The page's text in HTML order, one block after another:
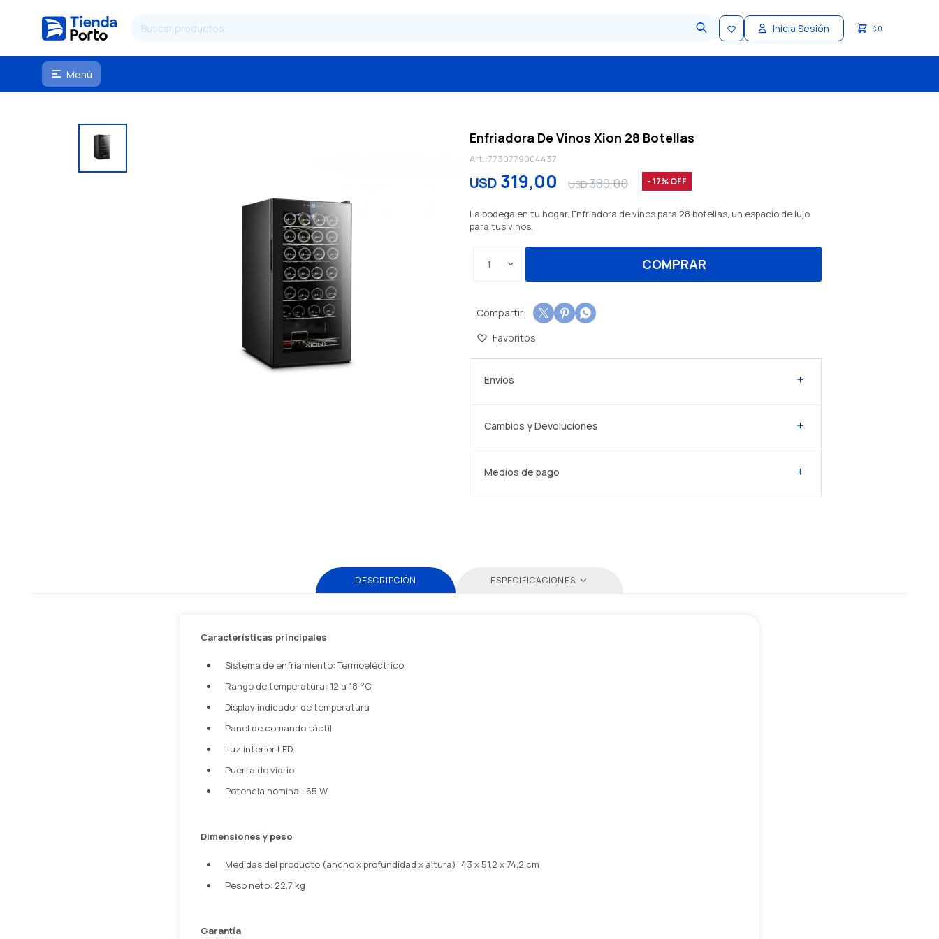
 Menú
$ 0
Enfriadora De Vinos Xion 28 Botellas
7730779004437
USD 319,00 USD389,00 17
La bodega en tu hogar. Enfriadora de vinos para 28 botellas, un espacio de lujo
para tus vinos.
1 COMPRAR
  
Envíos
Cambios y Devoluciones
Medios de pago
DESCRIPCIÓN ESPECIFICACIONES
Características principales
Sistema de enfriamiento: Termoeléctrico
Rango de temperatura: 12 a 18 °C
Display indicador de temperatura
Panel de comando táctil
Luz interior LED
Puerta de vidrio
Potencia nominal: 65 W
Dimensiones y peso
Medidas del producto (ancho x profundidad x altura): 43 x 51,2 x 74,2 cm
Peso neto: 22,7 kg
Garantía